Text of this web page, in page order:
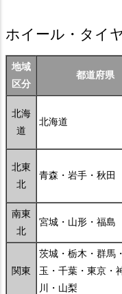
ホイール・タイ
地域
区分
都道府県
北海
道
北海道
北東
北
青森・岩手・秋田
南東
北
宮城・山形・福島
関東
茨城・栃木・群馬
玉・千葉・東京・
川・山梨